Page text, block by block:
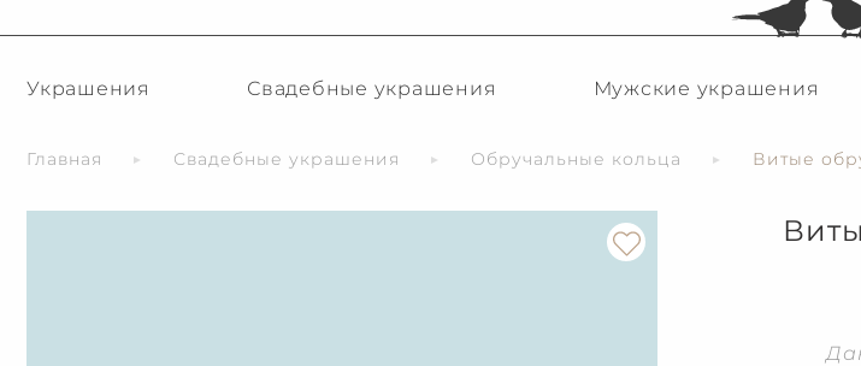
Украшения Свадебные украшения Мужские украшения
Главная Свадебные украшения Обручальные кольца Витые